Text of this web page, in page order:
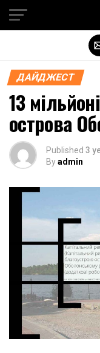
ДАЙДЖЕСТ
13
острова
Published 3
Byadmin